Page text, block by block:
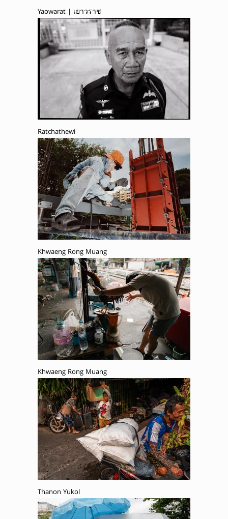
Yaowarat | เยาวราช
Ratchathewi
Khwaeng Rong Muang
Khwaeng Rong Muang
Thanon Yukol